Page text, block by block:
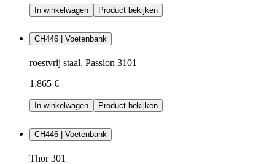
In winkelwagen Product bekijken
CH446 | Voetenbank
roestvrij staal, Passion 3101
1.865 €
In winkelwagen Product bekijken
CH446 | Voetenbank
Thor 301